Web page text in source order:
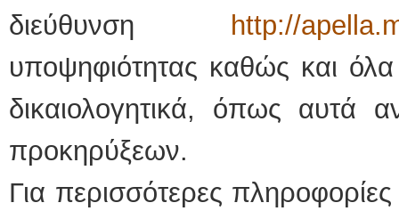
διεύθυνση
http://
υποψηφιότητας καθώς και
δικαιολογητικά, όπως αυτά
προκηρύξεων.
Για περισσότερες